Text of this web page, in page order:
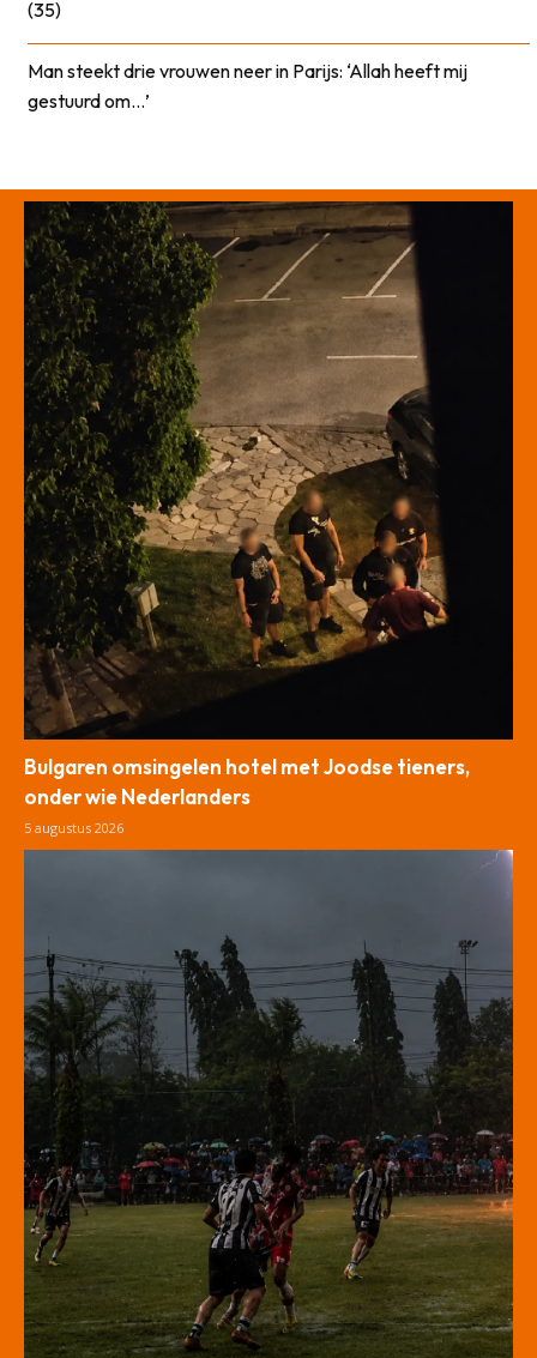
(35)
Man steekt drie vrouwen neer in Parijs: ‘Allah heeft mij
gestuurd om…’
Bulgaren omsingelen hotel met Joodse tieners,
onder wie Nederlanders
5 augustus 2026